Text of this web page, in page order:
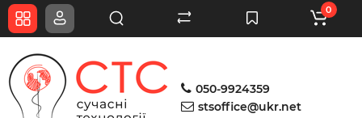
050-9924359
stsoffice@ukr.net
0